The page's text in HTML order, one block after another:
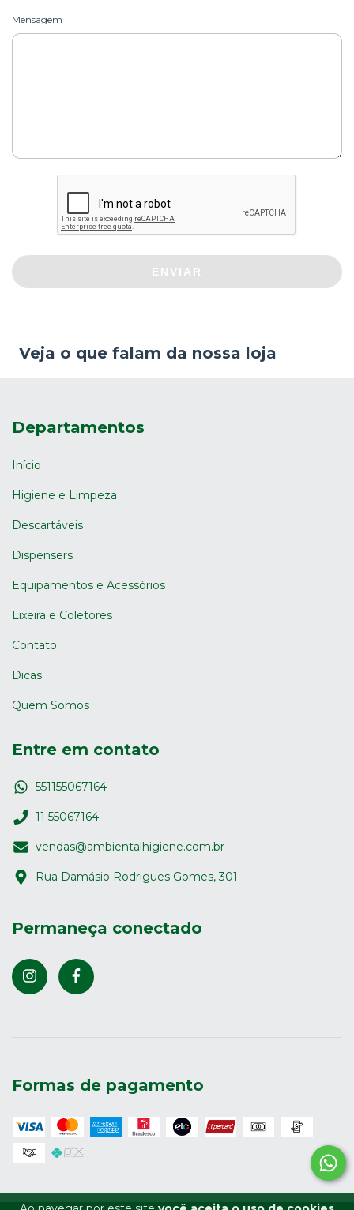
Mensagem
ENVIAR
Veja o que falam da nossa loja
Departamentos
Início
Higiene e Limpeza
Descartáveis
Dispensers
Equipamentos e Acessórios
Lixeira e Coletores
Contato
Dicas
Quem Somos
Entre em contato
551155067164
11 55067164
vendas@ambientalhigiene.com.br
Rua Damásio Rodrigues Gomes, 301
Permaneça conectado
Formas de pagamento